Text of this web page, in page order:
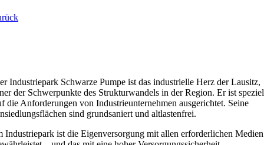
Industriepark Schwarze Pumpe ist das industrielle Herz der Lausitz,
der Schwerpunkte des Strukturwandels in der Region. Er ist
die Anforderungen von Industrieunternehmen ausgerichtet. Seine
sind grundsaniert und altlastenfrei.
Industriepark ist die Eigenversorgung mit allen erforderlichen Medien